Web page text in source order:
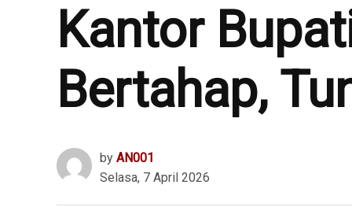
Kantor
Bertahap,
by AN001
Selasa, 7 April 2026